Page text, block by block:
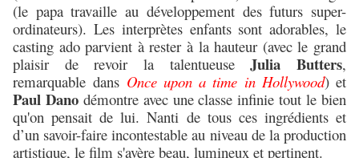
(le papa travaille au développement des futurs super-
ordinateurs). Les interprètes enfants sont adorables, le
casting ado parvient à rester à la hauteur (avec le grand
plaisir de revoir la talentueuseJulia Butters,
remarquable dans Once upon a time in Hollywood) et
Paul Dano démontre avec une classe infinie tout le bien
qu'on pensait de lui. Nanti de tous ces ingrédients et
d’un savoir-faire incontestable au niveau de la production
artistique, le film s'avère beau, lumineux et pertinent.